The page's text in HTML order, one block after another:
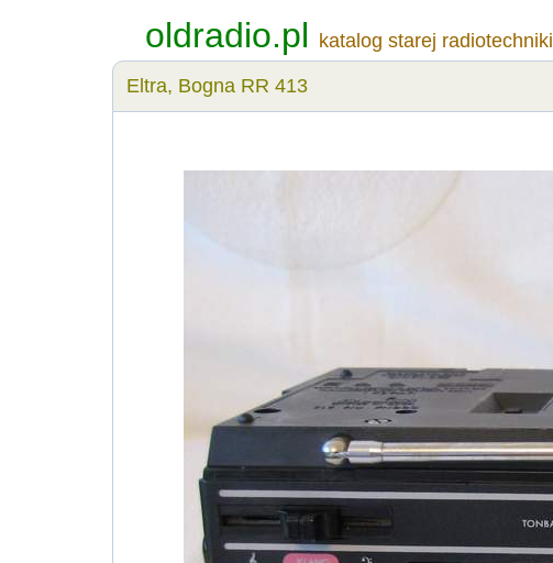
oldradio.pl katalog starej radiotechniki
Eltra, Bogna RR 413